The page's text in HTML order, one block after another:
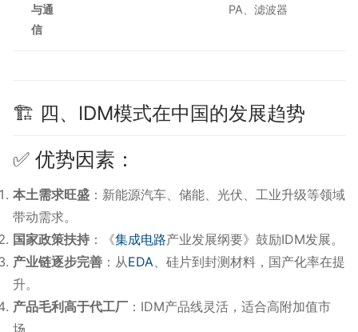
与通
信
PA、滤波器
🏗️ 四、IDM模式在中国的发展趋势
✅ 优势因素：
本土需求旺盛 ：新能源汽车、储能、光伏、工业升级等领域
带动需求。
国家政策扶持 ：《集成电路产业发展纲要》鼓励IDM发展。
产业链逐步完善 ：从EDA 、硅片到封测材料，国产化率在提
升。
产品毛利高于代工厂 ：IDM产品线灵活，适合高附加值市
场。